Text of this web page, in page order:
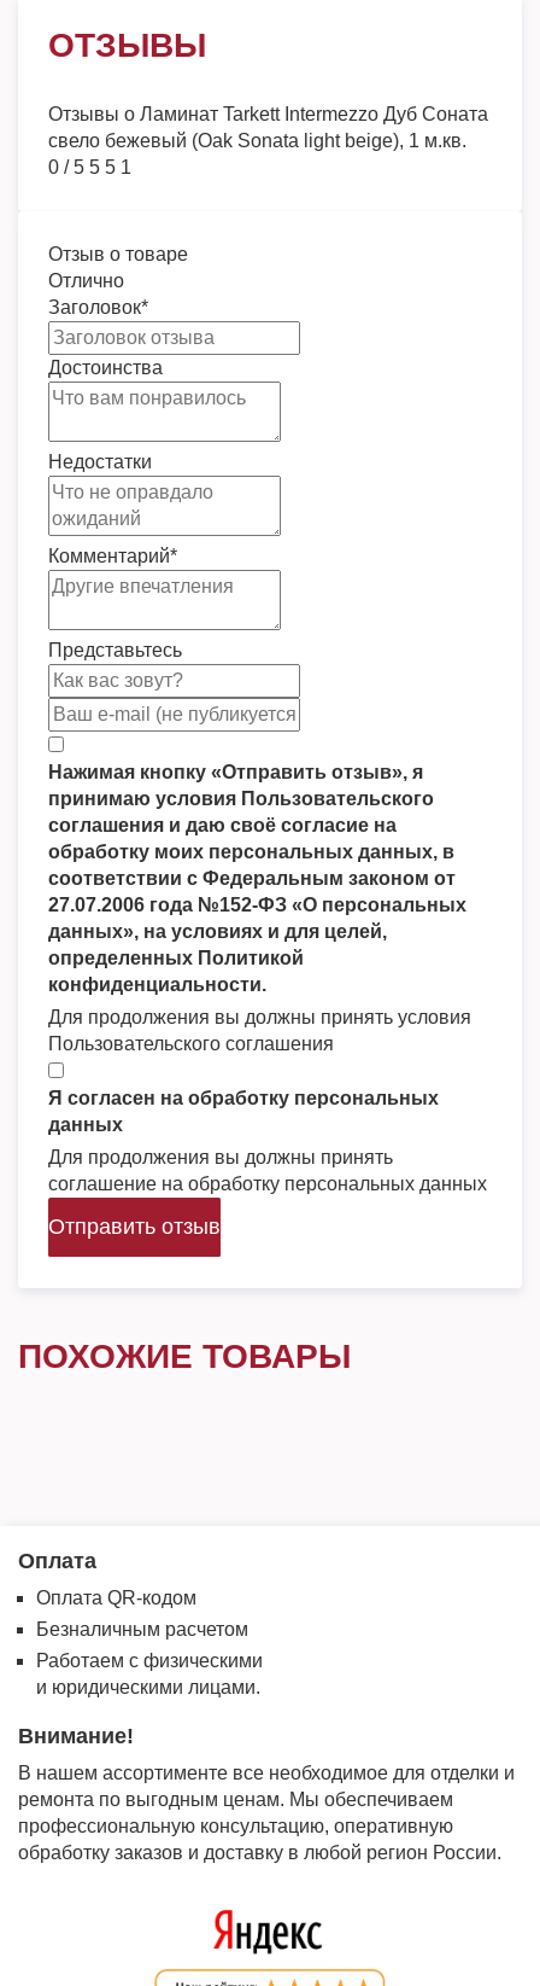
ОТЗЫВЫ
Отзывы о Ламинат Tarkett Intermezzo Дуб Соната
свело бежевый (Oak Sonata light beige), 1 м.кв.
0 /5 5 5 1
Отзыв о товаре
Отлично
Заголовок*
Достоинства
Недостатки
Комментарий*
Представьтесь
Нажимая кнопку «Отправить отзыв», я
принимаю условия Пользовательского
соглашения и даю своё согласие на
обработку моих персональных данных, в
соответствии с Федеральным законом от
27.07.2006 года №152-ФЗ «О персональных
данных», на условиях и для целей,
определенных Политикой
конфиденциальности.
Для продолжения вы должны принять условия
Пользовательского соглашения
Я согласен на обработку персональных
данных
Для продолжения вы должны принять
соглашение на обработку персональных данных
Отправить отзыв
ПОХОЖИЕ ТОВАРЫ
Оплата
Оплата QR-кодом
Безналичным расчетом
Работаем с физическими
и юридическими лицами.
Внимание!
В нашем ассортименте все необходимое для отделки и
ремонта по выгодным ценам. Мы обеспечиваем
профессиональную консультацию, оперативную
обработку заказов и доставку в любой регион России.